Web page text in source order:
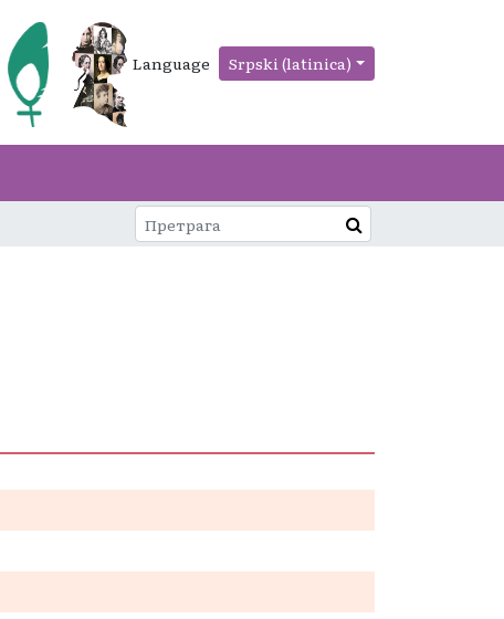
Language Srpski (latinica)